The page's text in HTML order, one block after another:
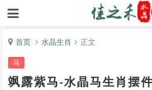
首页 水晶生肖 正文
马
飒露紫马-水晶马生肖摆